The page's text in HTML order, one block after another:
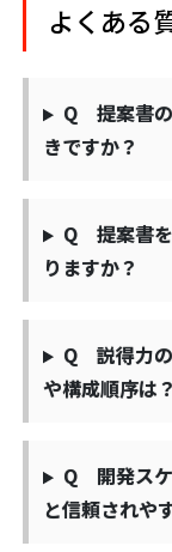
よくある
Q 提案書の
きですか？
Q 提案書を
りますか？
Q 説得力の
や構成順序は？
Q 開発スケ
と信頼されや